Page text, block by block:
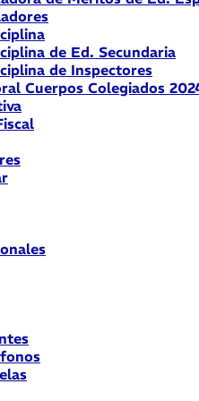
de Ed. Secundaria
de Inspectores
Cuerpos Colegiados